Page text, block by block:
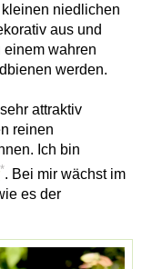
niedlichen
aus und
einem wahren
werden.
attraktiv
reinen
Ich bin
*. Bei mir wächst im
es der